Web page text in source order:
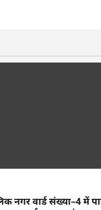
नगर वार्ड संख्या–4 में